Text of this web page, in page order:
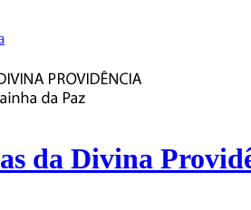
da Divina